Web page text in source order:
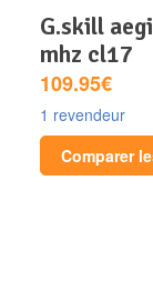
g.skill aegis 8 go (1 x 8 go) ddr4 2400
mhz cl17
109.95€
1 revendeur
Comparer